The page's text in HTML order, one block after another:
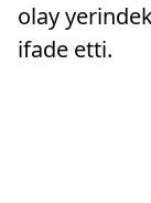
olay
ifade etti.